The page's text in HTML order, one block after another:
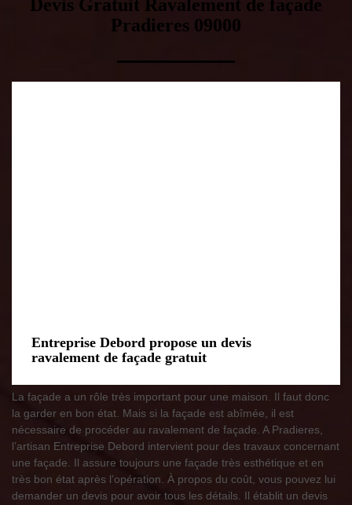
Devis Gratuit Ravalement de façade
Pradieres 09000
Entreprise Debord propose un devis
ravalement de façade gratuit
La façade a un rôle très important pour une maison. Il faut donc
la garder en bon état. Mais si la façade est abîmée, il est
nécessaire de procéder au ravalement de façade. A Pradieres,
l’artisan Entreprise Debord intervient pour des travaux concernant
une façade. Il assure toujours une façade très esthétique et en
très bon état après l’opération. À propos du coût, vous pouvez lui
demander un devis pour avoir tous les détails. Il établit un devis